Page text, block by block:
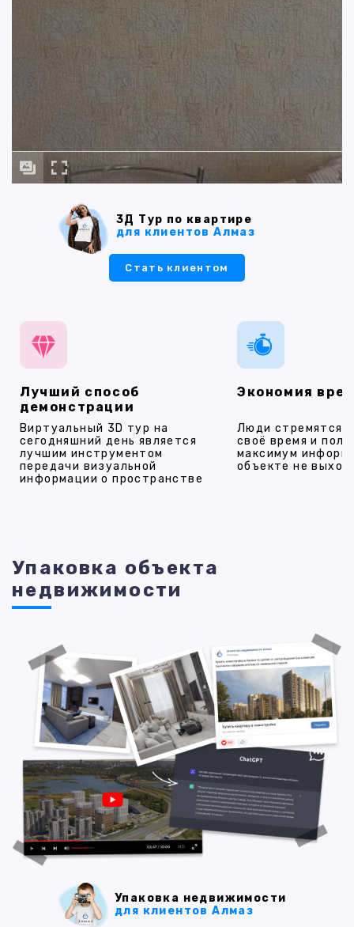
3Д Тур по квартире
для клиентов Алмаз
Стать клиентом
Лучший способ
демонстрации
Виртуальный 3D тур на
сегодняшний день является
лучшим инструментом
передачи визуальной
информации о пространстве
Экономия
Люди стремятся
своё время и
максимум
объекте не
Упаковка объекта
недвижимости
Упаковка недвижимости
для клиентов Алмаз